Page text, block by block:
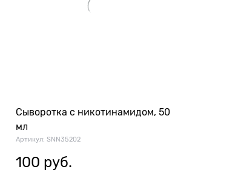
Сыворотка с никотинамидом, 50
мл
Артикул: SNN35202
100 руб.